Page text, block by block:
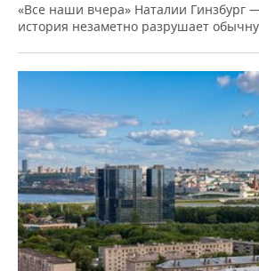
«Все наши вчера» Наталии Гинзбург
история незаметно разрушает